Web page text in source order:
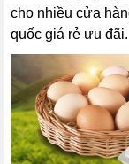
cho nhiều cửa
quốc giá rẻ ưu đãi.